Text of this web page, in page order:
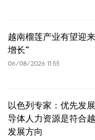
越南榴莲产业有望迎
增长”
06/08/2026 11:55
以色列专家：优先发
导体人力资源是符合
发展方向